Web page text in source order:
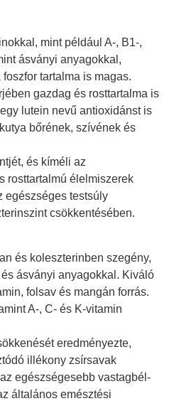
mint például A-, B1-,
ásványi anyagokkal,
tartalma is magas.
gazdag és rosttartalma is
lutein nevű antioxidánst is
bőrének, szívének és
és kíméli az
rosttartalmú élelmiszerek
egészséges testsúly
csökkentésében.
és koleszterinben szegény,
ásványi anyagokkal. Kiváló
folsav és mangán forrás.
A-, C- és K-vitamin
eredményezte,
illékony zsírsavak
egészségesebb vastagbél-
általános emésztési